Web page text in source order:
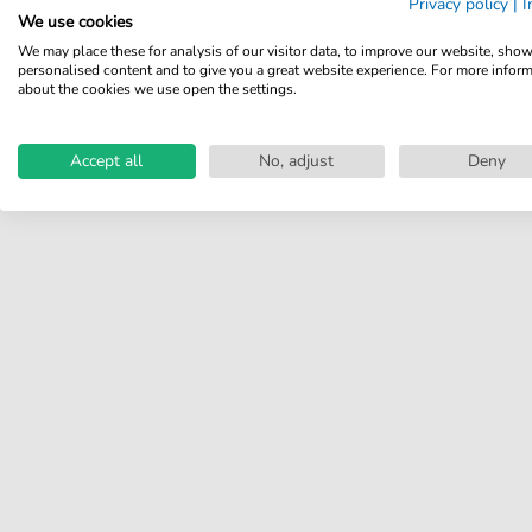
Produkt!
Teilen Sie Ihre Erfahrungen mit
anderen Kunden.
Bewertung schreiben
We use cookies
We may place these for analysis of our visitor data, to improve our website, show
personalised content and to give you a great website experience. For more
about the cookies we use open the settings.
Accept all No, adjust Deny